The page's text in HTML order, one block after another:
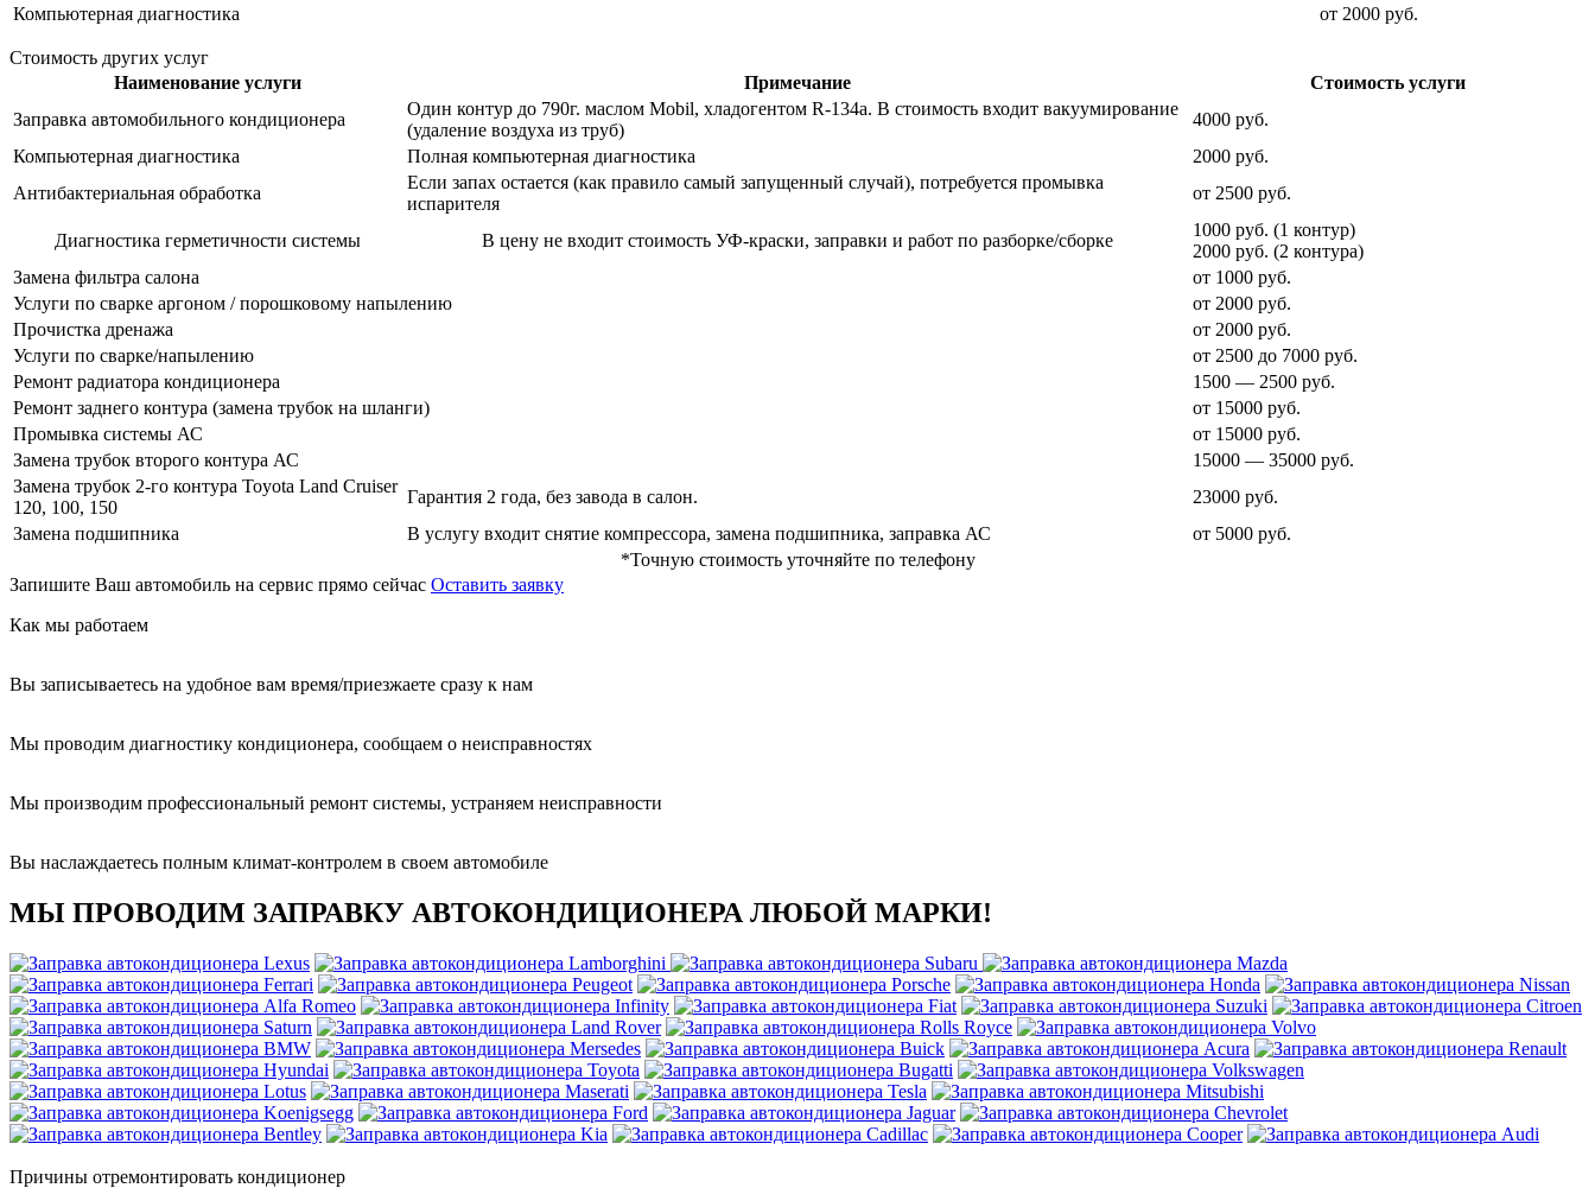
Компьютерная диагностика
от 2000 руб.
Стоимость других услуг
Наименование услуги
Примечание
Стоимость услуги
Заправка автомобильного кондиционера
Один контур до 790г. маслом Mobil, хладогентом R-134a. В стоимость входит вакуумирование
(удаление воздуха из труб)
4000 руб.
Компьютерная диагностика
Полная компьютерная диагностика
2000 руб.
Антибактериальная обработка
Если запах остается (как правило самый запущенный случай), потребуется промывка
испарителя
от 2500 руб.
Диагностика герметичности системы В цену не входит стоимость УФ-краски, заправки и работ по разборке/сборке
1000 руб. (1 контур)
2000 руб. (2 контура)
Замена фильтра салона
от 1000 руб.
Услуги по сварке аргоном / порошковому напылению
от 2000 руб.
Прочистка дренажа
от 2000 руб.
Услуги по сварке/напылению
от 2500 до 7000 руб.
Ремонт радиатора кондиционера
1500 — 2500 руб.
Ремонт заднего контура (замена трубок на шланги)
от 15000 руб.
Промывка системы АС
от 15000 руб.
Замена трубок второго контура АС
15000 — 35000 руб.
Замена трубок 2-го контура Toyota Land Cruiser
120, 100, 150
Гарантия 2 года, без завода в салон.
23000 руб.
Замена подшипника
В услугу входит снятие компрессора, замена подшипника, заправка АС
от 5000 руб.
*Точную стоимость уточняйте по телефону
Запишите Ваш автомобиль на сервис прямо сейчас Оставить заявку
Как мы работаем
Вы записываетесь на удобное вам время/приезжаете сразу к нам
Мы проводим диагностику кондиционера, сообщаем о неисправностях
Мы производим профессиональный ремонт системы, устраняем неисправности
Вы наслаждаетесь полным климат-контролем в своем автомобиле
МЫ ПРОВОДИМ ЗАПРАВКУ АВТОКОНДИЦИОНЕРА ЛЮБОЙ МАРКИ!
Причины отремонтировать кондиционер